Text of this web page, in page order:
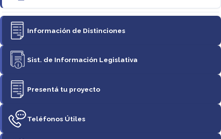
Información de Distinciones
Sist. de Información Legislativa
Presentá tu proyecto
Teléfonos Útiles